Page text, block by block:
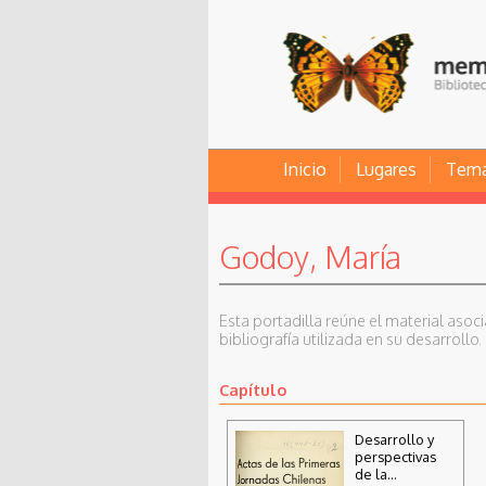
Inicio Lugares
Godoy, María
Esta portadilla reúne el material
bibliografía utilizada en su desarrollo.
Capítulo
Desarrollo y
perspectivas
de la